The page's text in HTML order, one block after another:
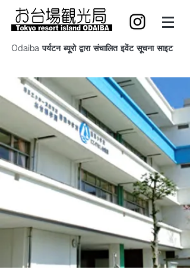
Odaiba पर्यटन ब्यूरो द्वारा संचालित इवेंट सूचना साइट